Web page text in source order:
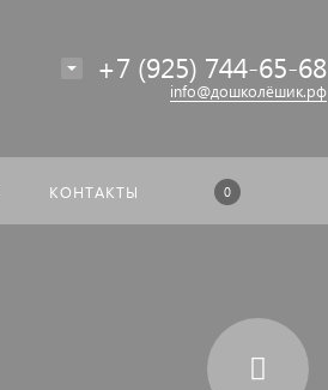
+7 (925) 744-65-68
info@дошколёшик.рф
КОНТАКТЫ 0